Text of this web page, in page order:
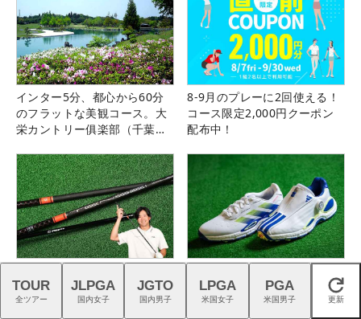
インター5分、都心から60分
のフラットな美観コース。大
栄カントリー俱楽部（千葉
8-9月のプレーに2回使える！
コース限定2,000円クーポン
配布中！
新『TENSEIオレンジ』はドラ
イバーシャフトの“最適解”
アディダス『コードカオス
27』は強烈な蹴りでパワーを
生む
閉じる
TOUR
全ツアー
JLPGA
国内女子
JGTO
国内男子
LPGA
米国女子
PGA
米国男子 更新